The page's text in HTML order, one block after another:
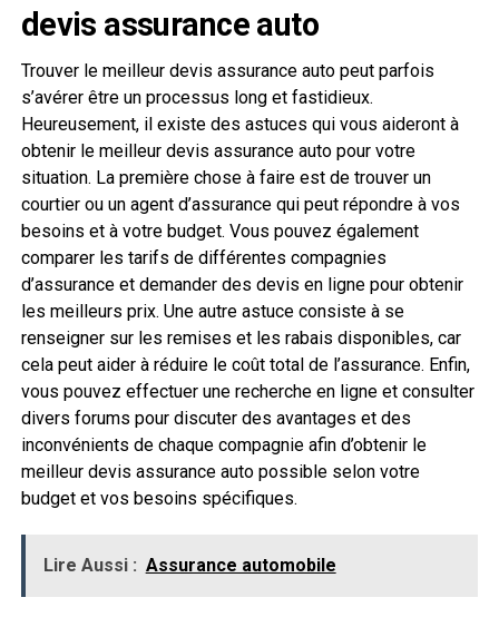
devis assurance auto
Trouver le meilleur devis assurance auto peut parfois
s’avérer être un processus long et fastidieux.
Heureusement, il existe des astuces qui vous aideront à
obtenir le meilleur devis assurance auto pour votre
situation. La première chose à faire est de trouver un
courtier ou un agent d’assurance qui peut répondre à vos
besoins et à votre budget. Vous pouvez également
comparer les tarifs de différentes compagnies
d’assurance et demander des devis en ligne pour obtenir
les meilleurs prix. Une autre astuce consiste à se
renseigner sur les remises et les rabais disponibles, car
cela peut aider à réduire le coût total de l’assurance. Enfin,
vous pouvez effectuer une recherche en ligne et consulter
divers forums pour discuter des avantages et des
inconvénients de chaque compagnie afin d’obtenir le
meilleur devis assurance auto possible selon votre
budget et vos besoins spécifiques.
Lire Aussi : Assurance automobile